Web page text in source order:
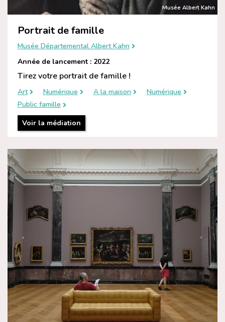
Musée Albert Kahn
Portrait de famille
Musée Départemental Albert Kahn
Année de lancement : 2022
Tirez votre portrait de famille !
Art Numérique A la maison
Numérique
Public famille
Voir la médiation